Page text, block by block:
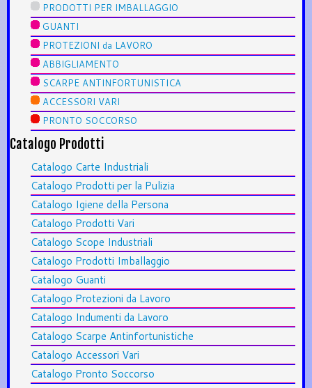
PRODOTTI PER IMBALLAGGIO
GUANTI
PROTEZIONI da LAVORO
ABBIGLIAMENTO
SCARPE ANTINFORTUNISTICA
ACCESSORI VARI
PRONTO SOCCORSO
Catalogo Prodotti
Catalogo Carte Industriali
Catalogo Prodotti per la Pulizia
Catalogo Igiene della Persona
Catalogo Prodotti Vari
Catalogo Scope Industriali
Catalogo Prodotti Imballaggio
Catalogo Guanti
Catalogo Protezioni da Lavoro
Catalogo Indumenti da Lavoro
Catalogo Scarpe Antinfortunistiche
Catalogo Accessori Vari
Catalogo Pronto Soccorso